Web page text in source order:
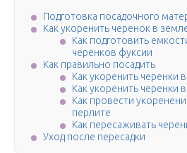
Подготовка посадочного
Как укоренить черенок в
Как подготовить
черенков фуксии
Как правильно посадить
Как укоренить черенки
Как укоренить черенки
Как провести
перлите
Как пересаживать
Уход после пересадки